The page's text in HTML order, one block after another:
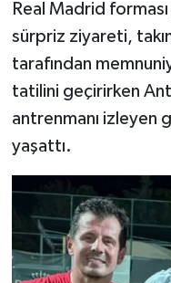
Real Madrid
sürpriz ziyareti,
tarafından
tatilini geçirirken
antrenmanı izleyen
yaşattı.